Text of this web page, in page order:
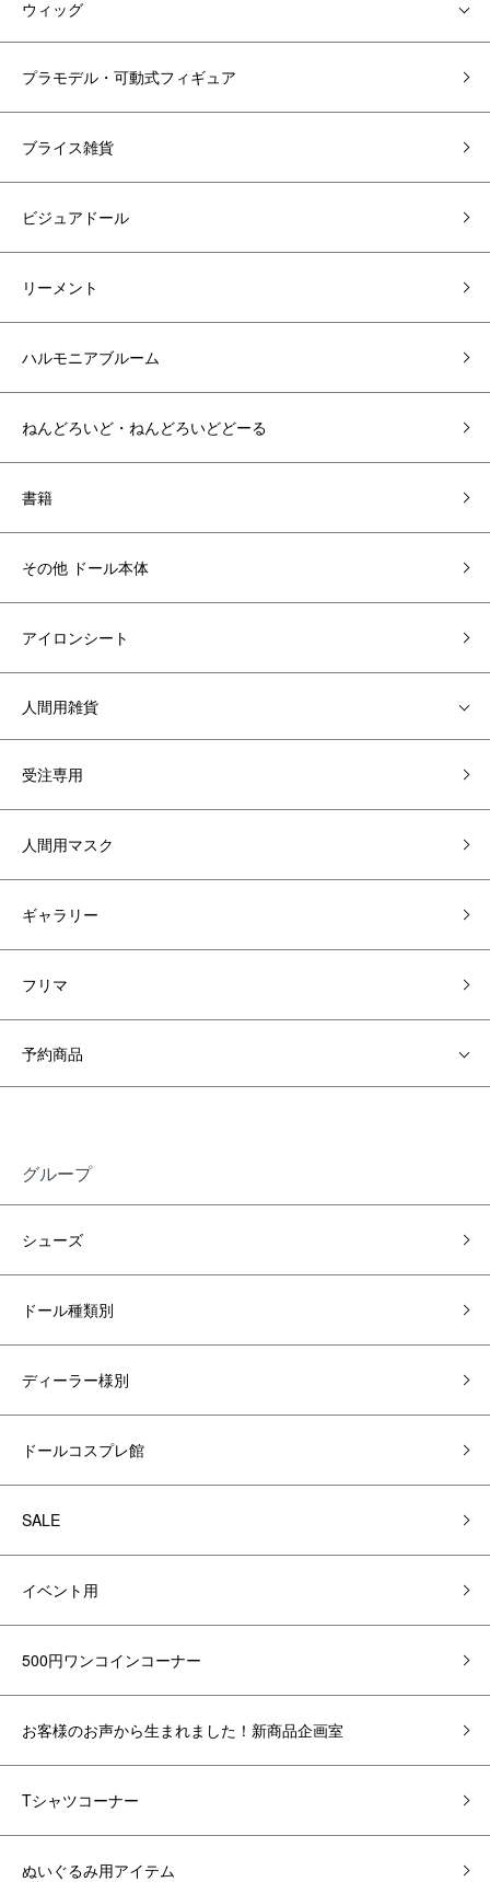
ウィッグ
プラモデル・可動式フィギュア
ブライス雑貨
ビジュアドール
リーメント
ハルモニアブルーム
ねんどろいど・ねんどろいどどーる
書籍
その他 ドール本体
アイロンシート
人間用雑貨
受注専用
人間用マスク
ギャラリー
フリマ
予約商品
グループ
シューズ
ドール種類別
ディーラー様別
ドールコスプレ館
SALE
イベント用
500円ワンコインコーナー
お客様のお声から生まれました！新商品企画室
Tシャツコーナー
ぬいぐるみ用アイテム